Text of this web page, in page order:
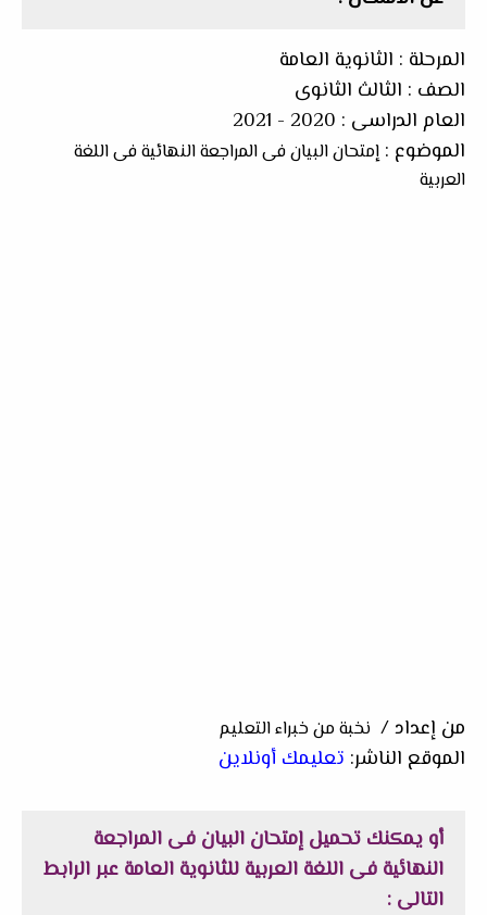
المرحلة : الثانوية العامة
الصف : الثالث الثانوى
العام الدراسى : 2020 - 2021
الموضوع :إمتحان البيان فى المراجعة النهائية فى اللغة
العربية
من إعداد / نخبة من خبراء التعليم
الموقع الناشر: تعليمك أونلاين
أو يمكنك تحميل إمتحان البيان فى المراجعة
النهائية فى اللغة العربية للثانوية العامة عبر الرابط
التالى :